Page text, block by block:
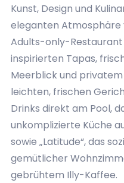
Kunst, Design und
eleganten Atmosphäre
Adults-only-
inspirierten Tapas,
Meerblick und privatem
leichten, frischen
Drinks direkt am Pool,
unkomplizierte Küche
sowie „Latitude“, das
gemütlicher
gebrühtem Illy-Kaffee.